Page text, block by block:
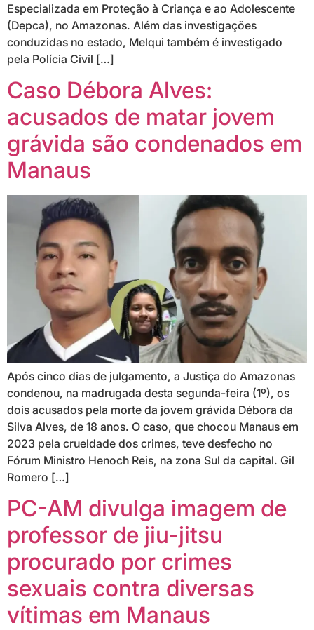
Especializada em Proteção à Criança e ao Adolescente
(Depca), no Amazonas. Além das investigações
conduzidas no estado, Melqui também é investigado
pela Polícia Civil […]
Caso Débora Alves:
acusados de matar jovem
grávida são condenados em
Manaus
Após cinco dias de julgamento, a Justiça do Amazonas
condenou, na madrugada desta segunda-feira (1º), os
dois acusados pela morte da jovem grávida Débora da
Silva Alves, de 18 anos. O caso, que chocou Manaus em
2023 pela crueldade dos crimes, teve desfecho no
Fórum Ministro Henoch Reis, na zona Sul da capital. Gil
Romero […]
PC-AM divulga imagem de
professor de jiu-jitsu
procurado por crimes
sexuais contra diversas
vítimas em Manaus